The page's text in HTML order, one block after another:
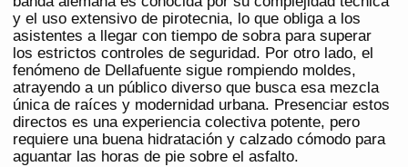
y el uso extensivo de pirotecnia, lo que obliga a los
asistentes a llegar con tiempo de sobra para superar
los estrictos controles de seguridad. Por otro lado, el
fenómeno de Dellafuente sigue rompiendo moldes,
atrayendo a un público diverso que busca esa mezcla
única de raíces y modernidad urbana. Presenciar estos
directos es una experiencia colectiva potente, pero
requiere una buena hidratación y calzado cómodo para
aguantar las horas de pie sobre el asfalto.